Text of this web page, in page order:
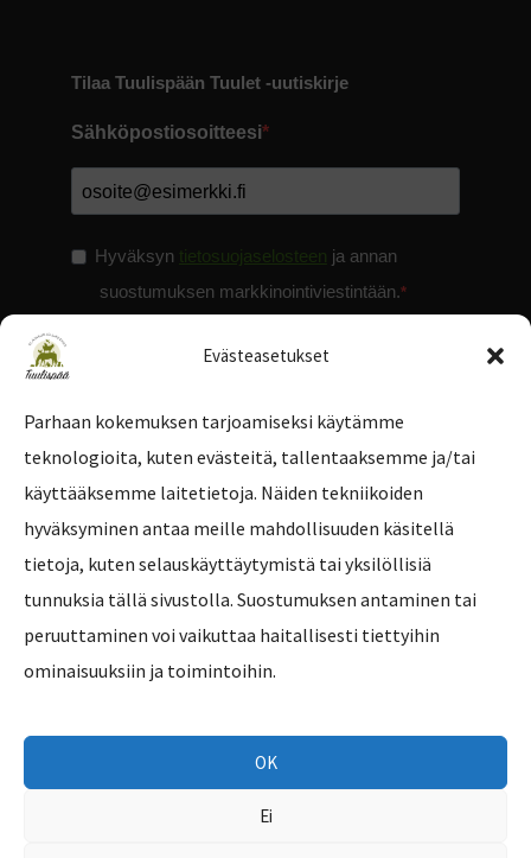
Evästeasetukset
Parhaan kokemuksen tarjoamiseksi käytämme
teknologioita, kuten evästeitä, tallentaaksemme ja/tai
käyttääksemme laitetietoja. Näiden tekniikoiden
hyväksyminen antaa meille mahdollisuuden käsitellä
tietoja, kuten selauskäyttäytymistä tai yksilöllisiä
tunnuksia tällä sivustolla. Suostumuksen antaminen tai
peruuttaminen voi vaikuttaa haitallisesti tiettyihin
ominaisuuksiin ja toimintoihin.
OK
Ei
Tilaa Tuulispään Tuulet -uutiskirje
Sähköpostiosoitteesi
Hyväksyn tietosuojaselosteen ja annan
suostumuksen markkinointiviestintään.
Tilaa uutiskirje
Copyright © 2026 Eläinsuojelukeskus Tuulispää